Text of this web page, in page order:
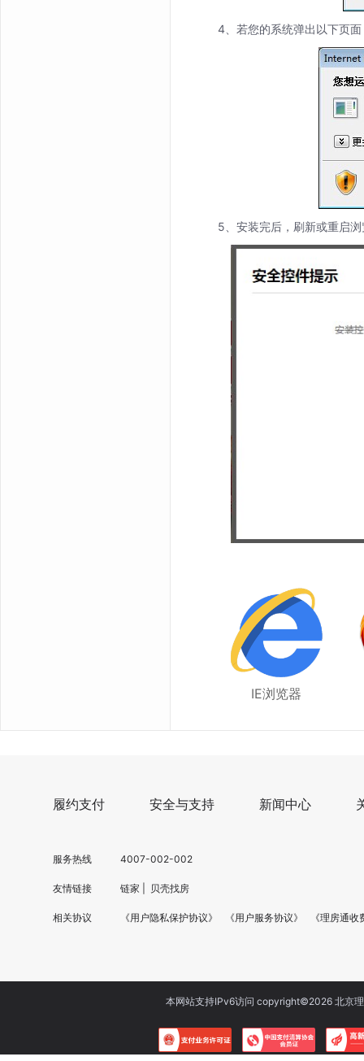
4、若您的系统弹出以下页
5、安装完后，刷新或重启
IE浏览器
履约支付 安全与支持 新闻中心
服务热线 4007-002-002
友情链接 链家 贝壳找房
相关协议 《用户隐私保护协议》 《用户服务协议》 《理房通
本网站支持IPv6访问 copyright©2026 北京